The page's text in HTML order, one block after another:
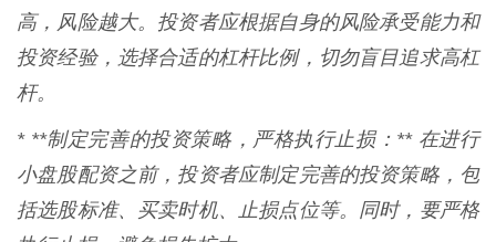
高，风险越大。投资者应根据自身的风险承受能力和
投资经验，选择合适的杠杆比例，切勿盲目追求高杠
杆。
* **制定完善的投资策略，严格执行止损：** 在进行
小盘股配资之前，投资者应制定完善的投资策略，包
括选股标准、买卖时机、止损点位等。同时，要严格